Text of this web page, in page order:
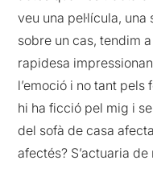
veu una pel·lícula,
sobre un cas, tendim
rapidesa
l’emoció i no tant
hi ha ficció pel mig i
del sofà de casa
afectés? S’actuaria